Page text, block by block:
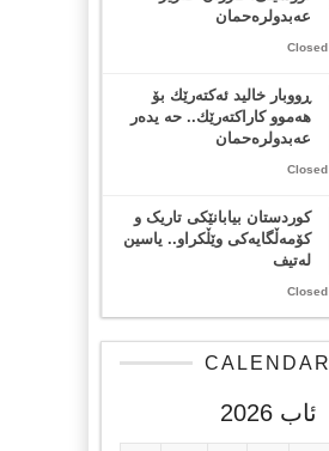
عەبدولرەحمان
ڕووبار خالید ئەكتەرێك بۆ
هەموو كاراكتەرێك.. حه یدەر
عەبدولرەحمان
کوردستان بیابانێکی تاریک و
کۆمەڵگایەکی وێڵکراو.. یاسین
لەتیف
CALENDAR
ئاب 2026